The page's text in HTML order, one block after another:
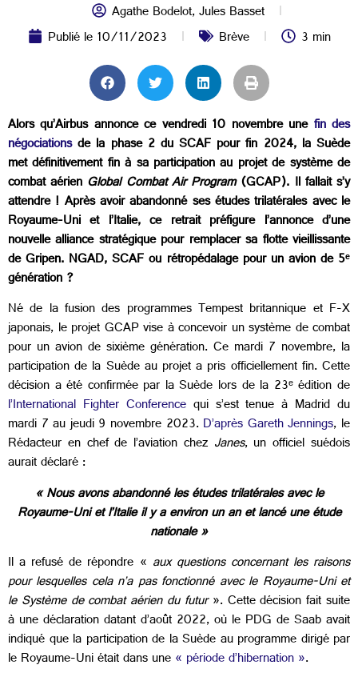
Agathe Bodelot,Jules Basset
Publié le10/11/2023 Brève 3 min
Alors qu’Airbus annonce ce vendredi 10 novembre unefin des
négociationsde la phase 2 du SCAF pour fin 2024, la Suède
met définitivement fin à sa participation au projet de système de
combat aérien Global Combat Air Program(GCAP). Il fallait s’y
attendre ! Après avoir abandonné ses études trilatérales avec le
Royaume-Uni et l’Italie, ce retrait préfigure l’annonce d’une
nouvelle alliance stratégique pour remplacer sa flotte vieillissante
de Gripen. NGAD, SCAF ou rétropédalage pour un avion de 5ᵉ
génération ?
Né de la fusion des programmes Tempest britannique et F-X
japonais, le projet GCAP vise à concevoir un système de combat
pour un avion de sixième génération. Ce mardi 7 novembre, la
participation de la Suède au projet a pris officiellement fin. Cette
décision a été confirmée par la Suède lors de la 23ᵉ édition de
l’International Fighter Conferencequi s’est tenue à Madrid du
mardi 7 au jeudi 9 novembre 2023.D’après Gareth Jennings, le
Rédacteur en chef de l’aviation chez Janes, un officiel suédois
aurait déclaré :
«Nous avons abandonné les études trilatérales avec le
Royaume-Uni et l’Italie il y a environ un an et lancé une étude
nationale»
Il a refusé de répondre « aux questions concernant les raisons
pour lesquelles cela n’a pas fonctionné avec le Royaume-Uni et
le Système de combat aérien du futur». Cette décision fait suite
à une déclaration datant d’août 2022, où le PDG de Saab avait
indiqué que la participation de la Suède au programme dirigé par
le Royaume-Uni était dans une« période d’hibernation ».